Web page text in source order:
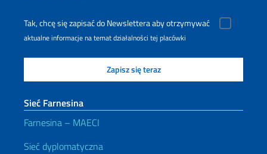
Tak, chcę się zapisać do Newslettera aby otrzymywać
aktualne informacje na temat działalności tej placówki
Sieć Farnesina
Farnesina – MAECI
Sieć dyplomatyczna